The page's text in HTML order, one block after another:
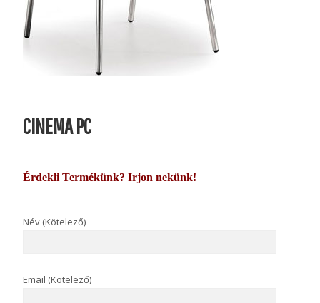
CINEMA PC
Érdekli Termékünk? Irjon nekünk!
Név (Kötelező)
Email (Kötelező)